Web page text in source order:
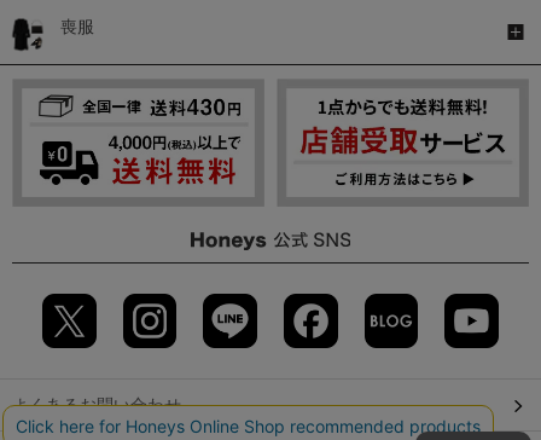
喪服
よくあるお問い合わせ